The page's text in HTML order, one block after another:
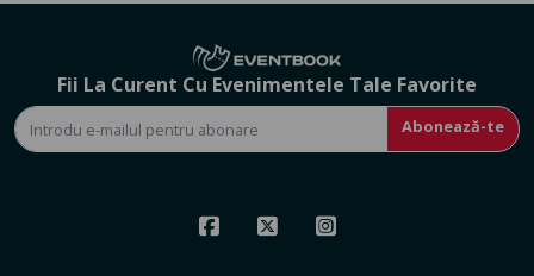
Fii La Curent Cu Evenimentele Tale Favorite
Abonează-te